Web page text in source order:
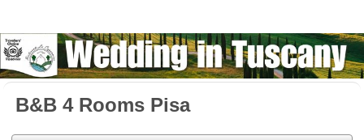
B&B 4 Rooms Pisa